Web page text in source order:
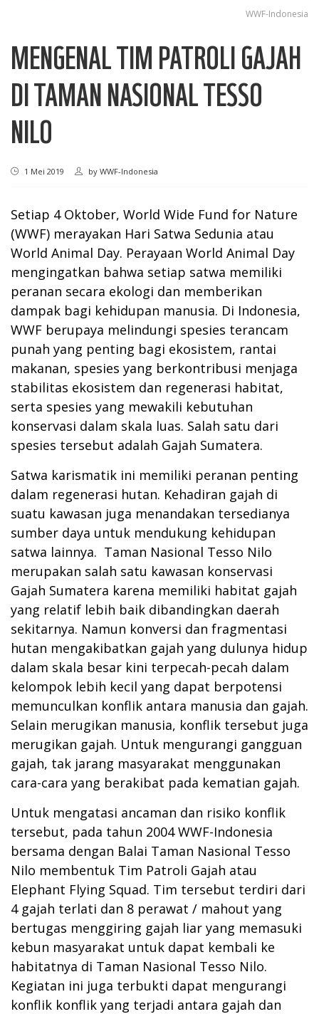
WWF-Indonesia
MENGENAL TIM PATROLI GAJAH
DI TAMAN NASIONAL TESSO
NILO
1 Mei 2019 by WWF-Indonesia
Setiap 4 Oktober, World Wide Fund for Nature
(WWF) merayakan Hari Satwa Sedunia atau
World Animal Day. Perayaan World Animal Day
mengingatkan bahwa setiap satwa memiliki
peranan secara ekologi dan memberikan
dampak bagi kehidupan manusia. Di Indonesia,
WWF berupaya melindungi spesies terancam
punah yang penting bagi ekosistem, rantai
makanan, spesies yang berkontribusi menjaga
stabilitas ekosistem dan regenerasi habitat,
serta spesies yang mewakili kebutuhan
konservasi dalam skala luas. Salah satu dari
spesies tersebut adalah Gajah Sumatera.
Satwa karismatik ini memiliki peranan penting
dalam regenerasi hutan. Kehadiran gajah di
suatu kawasan juga menandakan tersedianya
sumber daya untuk mendukung kehidupan
satwa lainnya. Taman Nasional Tesso Nilo
merupakan salah satu kawasan konservasi
Gajah Sumatera karena memiliki habitat gajah
yang relatif lebih baik dibandingkan daerah
sekitarnya. Namun konversi dan fragmentasi
hutan mengakibatkan gajah yang dulunya hidup
dalam skala besar kini terpecah-pecah dalam
kelompok lebih kecil yang dapat berpotensi
memunculkan konflik antara manusia dan gajah.
Selain merugikan manusia, konflik tersebut juga
merugikan gajah. Untuk mengurangi gangguan
gajah, tak jarang masyarakat menggunakan
cara-cara yang berakibat pada kematian gajah.
Untuk mengatasi ancaman dan risiko konflik
tersebut, pada tahun 2004 WWF-Indonesia
bersama dengan Balai Taman Nasional Tesso
Nilo membentuk Tim Patroli Gajah atau
Elephant Flying Squad. Tim tersebut terdiri dari
4 gajah terlati dan 8 perawat / mahout yang
bertugas menggiring gajah liar yang memasuki
kebun masyarakat untuk dapat kembali ke
habitatnya di Taman Nasional Tesso Nilo.
Kegiatan ini juga terbukti dapat mengurangi
konflik konflik yang terjadi antara gajah dan